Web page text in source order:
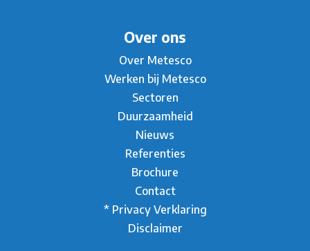
Over ons
Over Metesco
Werken bij Metesco
Sectoren
Duurzaamheid
Nieuws
Referenties
Brochure
Contact
* Privacy Verklaring
Disclaimer